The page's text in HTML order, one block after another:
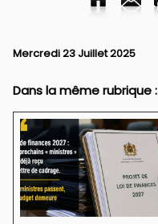
Mercredi 23 Juillet 2025
Dans la même rubrique :